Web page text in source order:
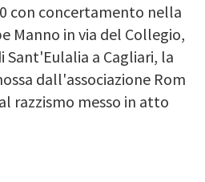
con concertamento nella
Manno in via del Collegio,
a Cagliari, la
dall'associazione Rom
razzismo messo in atto